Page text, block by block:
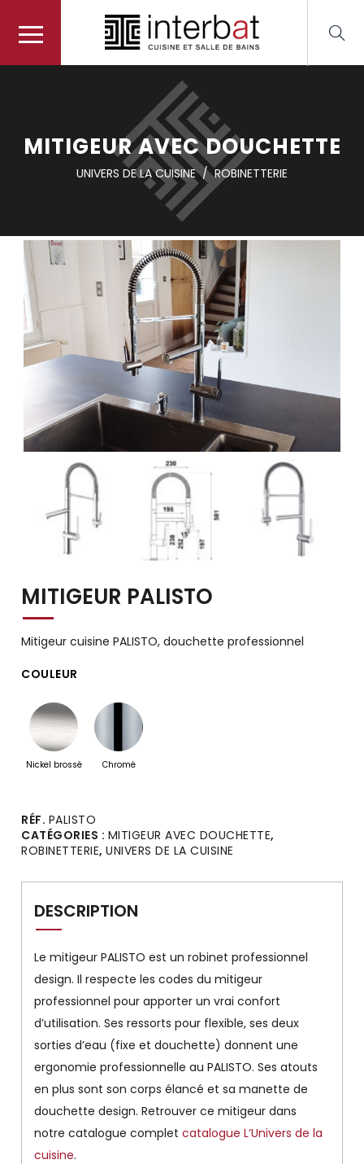
MITIGEUR AVEC DOUCHETTE
UNIVERS DE LA CUISINE/ROBINETTERIE
MITIGEUR PALISTO
Mitigeur cuisine PALISTO, douchette professionnel
COULEUR
Nickel brossé Chromé
Alternative:
RÉF. PALISTO
CATÉGORIES : MITIGEUR AVEC DOUCHETTE,
ROBINETTERIE,UNIVERS DE LA CUISINE
DESCRIPTION
Le mitigeur PALISTO est un robinet professionnel
design. Il respecte les codes du mitigeur
professionnel pour apporter un vrai confort
d’utilisation. Ses ressorts pour flexible, ses deux
sorties d’eau (fixe et douchette) donnent une
ergonomie professionnelle au PALISTO. Ses atouts
en plus sont son corps élancé et sa manette de
douchette design. Retrouver ce mitigeur dans
notre catalogue completcatalogue L’Univers de la
cuisine.